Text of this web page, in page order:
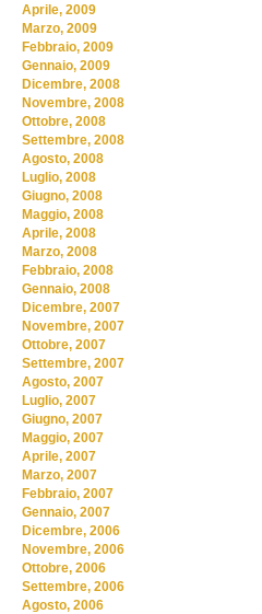
Aprile, 2009
Marzo, 2009
Febbraio, 2009
Gennaio, 2009
Dicembre, 2008
Novembre, 2008
Ottobre, 2008
Settembre, 2008
Agosto, 2008
Luglio, 2008
Giugno, 2008
Maggio, 2008
Aprile, 2008
Marzo, 2008
Febbraio, 2008
Gennaio, 2008
Dicembre, 2007
Novembre, 2007
Ottobre, 2007
Settembre, 2007
Agosto, 2007
Luglio, 2007
Giugno, 2007
Maggio, 2007
Aprile, 2007
Marzo, 2007
Febbraio, 2007
Gennaio, 2007
Dicembre, 2006
Novembre, 2006
Ottobre, 2006
Settembre, 2006
Agosto, 2006